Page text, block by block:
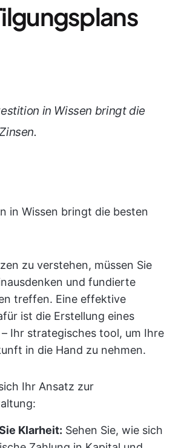
in Wissen bringt die
in Wissen bringt die besten
zu verstehen, müssen Sie
und fundierte
treffen. Eine effektive
ist die Erstellung eines
Ihr strategisches tool, um Ihre
in die Hand zu nehmen.
Ihr Ansatz zur
Klarheit: Sehen Sie, wie sich